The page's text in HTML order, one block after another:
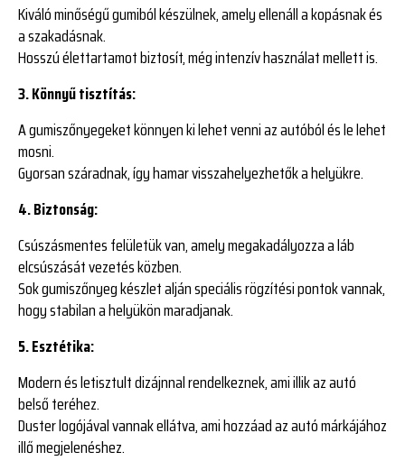
Kiváló minőségű gumiból készülnek, amely ellenáll a kopásnak és
a szakadásnak.
Hosszú élettartamot biztosít, még intenzív használat mellett is.
3. Könnyű tisztítás:
A gumiszőnyegeket könnyen ki lehet venni az autóból és le lehet
mosni.
Gyorsan száradnak, így hamar visszahelyezhetők a helyükre.
4. Biztonság:
Csúszásmentes felületük van, amely megakadályozza a láb
elcsúszását vezetés közben.
Sok gumiszőnyeg készlet alján speciális rögzítési pontok vannak,
hogy stabilan a helyükön maradjanak.
5. Esztétika:
Modern és letisztult dizájnnal rendelkeznek, ami illik az autó
belső teréhez.
Duster logójával vannak ellátva, ami hozzáad az autó márkájához
illő megjelenéshez.